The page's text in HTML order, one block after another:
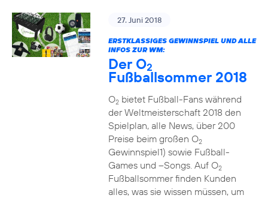
27. Juni 2018
ERSTKLASSIGES GEWINNSPIEL UND ALLE
INFOS ZUR WM:
Der O2
Fußballsommer 2018
O2bietet Fußball-Fans während
der Weltmeisterschaft 2018 den
Spielplan, alle News, über 200
Preise beim großen O2
Gewinnspiel1) sowie Fußball-
Games und –Songs. Auf O2
Fußballsommer finden Kunden
alles, was sie wissen müssen, um